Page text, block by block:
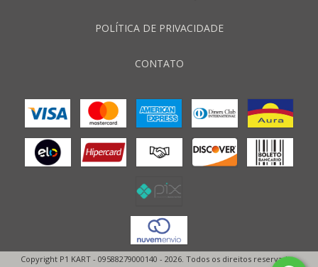
POLÍTICA DE PRIVACIDADE
CONTATO
Copyright P1 KART - 09588279000140 - 2026. Todos os direitos reservados.